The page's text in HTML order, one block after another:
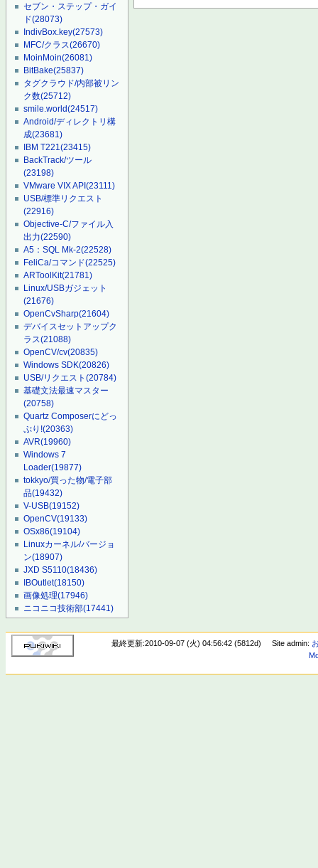
セブン・ステップ・ガイ
ド(28073)
IndivBox.key(27573)
MFC/クラス(26670)
MoinMoin(26081)
BitBake(25837)
タグクラウド/内部被リン
ク数(25712)
smile.world(24517)
Android/ディレクトリ構
成(23681)
IBM T221(23415)
BackTrack/ツール
(23198)
VMware VIX API(23111)
USB/標準リクエスト
(22916)
Objective-C/ファイル入
出力(22590)
A5：SQL Mk-2(22528)
FeliCa/コマンド(22525)
ARToolKit(21781)
Linux/USBガジェット
(21676)
OpenCvSharp(21604)
デバイスセットアップク
ラス(21088)
OpenCV/cv(20835)
Windows SDK(20826)
USB/リクエスト(20784)
基礎文法最速マスター
(20758)
Quartz Composerにどっ
ぷり!(20363)
AVR(19960)
Windows 7
Loader(19877)
tokkyo/買った物/電子部
品(19432)
V-USB(19152)
OpenCV(19133)
OSx86(19104)
Linuxカーネル/バージョ
ン(18907)
JXD S5110(18436)
IBOutlet(18150)
画像処理(17946)
ニコニコ技術部(17441)
最終更新:2010-09-07 (火) 04:56:42 (5812d) Site admin: